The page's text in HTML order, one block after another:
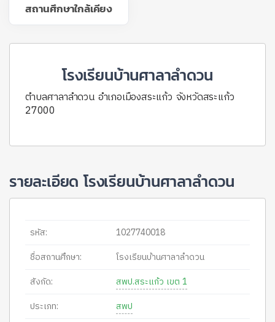
สถานศึกษาใกล้เคียง
โรงเรียนบ้านศาลาลำดวน
ตำบลศาลาลำดวน อำเภอเมืองสระแก้ว จังหวัดสระแก้ว
27000
รายละเอียด โรงเรียนบ้านศาลาลำดวน
รหัส:
1027740018
ชื่อสถานศึกษา:
โรงเรียนบ้านศาลาลำดวน
สังกัด:
สพป.สระแก้ว เขต 1
ประเภท:
สพป